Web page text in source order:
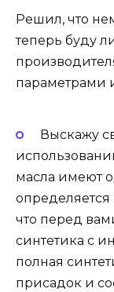
Решил, что
теперь буду
параметрами
Выскажу
масла имеют
что перед
синтетика с
полная
присадок и